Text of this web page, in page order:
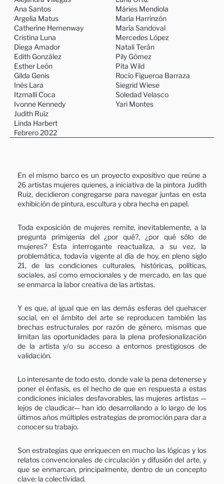
Ana Santos
Argelia Matus
Catherine Hemenway
Cristina Luna
Diega Amador
Edith González
Esther León
Gilda Genis
Inés Lara
Itzmalli Coca
Ivonne Kennedy
Judith Ruíz
Linda Harbert
Máries Mendiola
María Harrinzón
María Sandoval
Mercedes López
Natali Terán
Pily Gómez
Pita Wild
Rocío Figueroa Barraza
Siegrid Wiese
Soledad Velasco
Yari Montes
Febrero 2022
En el mismo barco es un proyecto expositivo que reúne a
26 artistas mujeres quienes, a iniciativa de la pintora Judith
Ruiz, decidieron congregarse para navegar juntas en esta
exhibición de pintura, escultura y obra hecha en papel.
Toda exposición de mujeres remite, inevitablemente, a la
pregunta primigenia del ¿por qué?, ¿por qué sólo de
mujeres? Esta interrogante reactualiza, a su vez, la
problemática, todavía vigente al día de hoy, en pleno siglo
21, de las condiciones culturales, históricas, políticas,
sociales, así como emocionales y de mercado, en las que
se enmarca la labor creativa de las artistas.
Y es que, al igual que en las demás esferas del quehacer
social, en el ámbito del arte se reproducen también las
brechas estructurales por razón de género, mismas que
limitan las oportunidades para la plena profesionalización
de la artista y/o su acceso a entornos prestigiosos de
validación.
Lo interesante de todo esto, donde vale la pena detenerse y
poner el énfasis, es el hecho de que en respuesta a estas
condiciones iniciales desfavorables, las mujeres artistas —
lejos de claudicar— han ido desarrollando a lo largo de los
últimos años múltiples estrategias de promoción para dar a
conocer su trabajo.
Son estrategias que enriquecen en mucho las lógicas y los
relatos convencionales de circulación y difusión del arte, y
que se enmarcan, principalmente, dentro de un concepto
clave: la colectividad.